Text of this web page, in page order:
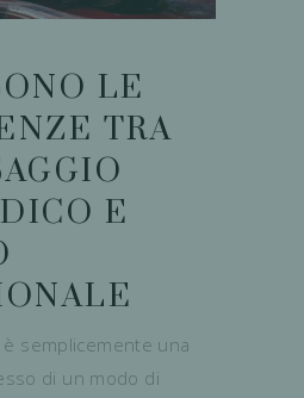
LE
TRA
E
è semplicemente una
di un modo di